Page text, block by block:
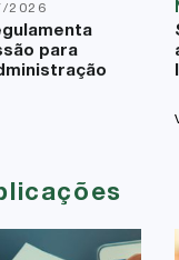
2026
para